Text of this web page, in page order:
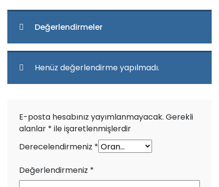
Değerlendirmeler
Henüz değerlendirme yapılmadı.
E-posta hesabınız yayımlanmayacak. Gerekli
alanlar * ile işaretlenmişlerdir
Derecelendirmeniz *
Değerlendirmeniz *